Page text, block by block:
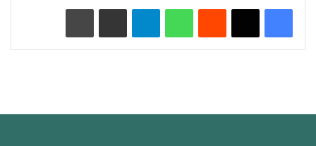
واتساب تيلقرام